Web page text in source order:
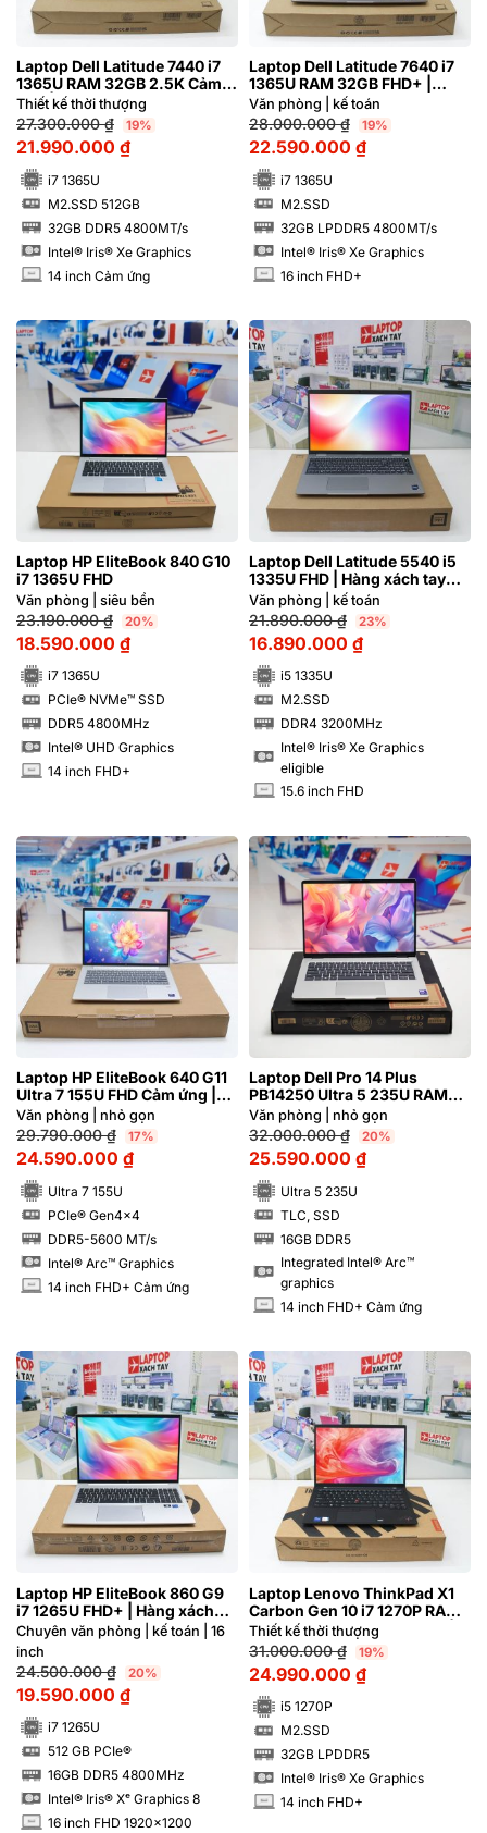
Laptop Dell Latitude 7440 i7
1365U RAM 32GB 2.5K Cảm
ứng | Hàng xách tay 99%
Thiết kế thời thượng
27.300.000₫ 19%
21.990.000 ₫
i7 1365U
SSD M2.SSD 512GB
32GB DDR5 4800MT/s
Intel® Iris® Xe Graphics
INCH 14 inch Cảm ứng
Laptop Dell Latitude 7640 i7
1365U RAM 32GB FHD+ |
Hàng xách tay 99%
Văn phòng | kế toán
28.000.000₫ 19%
22.590.000 ₫
i7 1365U
SSD M2.SSD
32GB LPDDR5 4800MT/s
Intel® Iris® Xe Graphics
INCH 16 inch FHD+
Laptop HP EliteBook 840 G10
i7 1365U FHD
Văn phòng | siêu bền
23.190.000₫ 20%
18.590.000 ₫
i7 1365U
SSD PCIe® NVMe™ SSD
RAM
DDR5 4800MHz
Intel® UHD Graphics
INCH 14 inch FHD+
Laptop Dell Latitude 5540 i5
1335U FHD | Hàng xách tay
99%
Văn phòng | kế toán
21.890.000₫ 23%
16.890.000 ₫
i5 1335U
SSD M2.SSD
RAM
DDR4 3200MHz
Intel® Iris® Xe Graphics
eligible
INCH 15.6 inch FHD
Laptop HP EliteBook 640 G11
Ultra 7 155U FHD Cảm ứng |
Hàng xách tay 99%
Văn phòng | nhỏ gọn
29.790.000₫ 17%
24.590.000 ₫
Ultra 7 155U
SSD PCIe® Gen4x4
DDR5-5600 MT/s
Intel® Arc™ Graphics
INCH 14 inch FHD+ Cảm ứng
Laptop Dell Pro 14 Plus
PB14250 Ultra 5 235U RAM
16GB M2.SSD 256GB FHD+
Cảm ứng
Văn phòng | nhỏ gọn
32.000.000₫ 20%
25.590.000 ₫
Ultra 5 235U
SSD TLC, SSD
16GB DDR5
Integrated Intel® Arc™
graphics
INCH 14 inch FHD+ Cảm ứng
Laptop HP EliteBook 860 G9
i7 1265U FHD+ | Hàng xách
tay 99%
Chuyên văn phòng | kế toán | 16
inch
24.500.000₫ 20%
19.590.000 ₫
i7 1265U
SSD 512 GB PCIe®
RAM
16GB DDR5 4800MHz
Intel® Iris® Xᵉ Graphics 8
INCH 16 inch FHD 1920x1200
Laptop Lenovo ThinkPad X1
Carbon Gen 10 i7 1270P RAM
16GB M2.SSD 512GB FHD+ |
Hàng xách tay 99%
Thiết kế thời thượng
31.000.000₫ 19%
24.990.000 ₫
i5 1270P
SSD M2.SSD
RAM
32GB LPDDR5
Intel® Iris® Xe Graphics
INCH 14 inch FHD+